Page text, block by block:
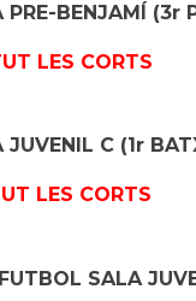
PRE-BENJAMÍ
LES CORTS
C (1r
LES CORTS
SALA